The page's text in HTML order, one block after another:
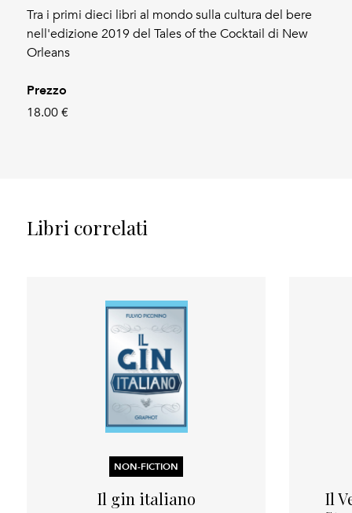
Tra i primi dieci libri al mondo sulla cultura del bere
nell'edizione 2019 del Tales of the Cocktail di New
Orleans
Prezzo
18.00 €
Libri correlati
NON-FICTION
Il gin italiano
Il